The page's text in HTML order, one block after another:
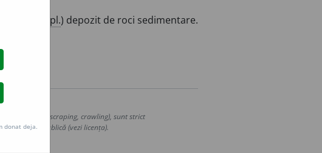
2. ( pl.) depozit de roci sedimentare.
(web scraping, crawling), sunt strict
utilizare publică (vezi licența).
donat deja.